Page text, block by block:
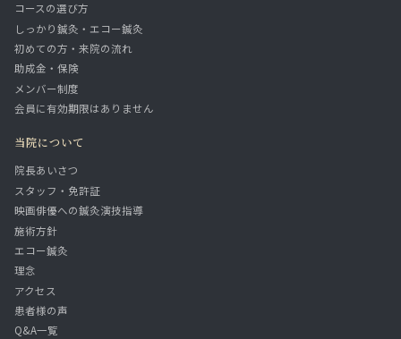
コースの選び方
しっかり鍼灸・エコー鍼灸
初めての方・来院の流れ
助成金・保険
メンバー制度
会員に有効期限はありません
当院について
院長あいさつ
スタッフ・免許証
映画俳優への鍼灸演技指導
施術方針
エコー鍼灸
理念
アクセス
患者様の声
Q&A一覧